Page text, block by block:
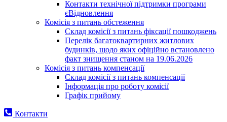
Контакти технічної підтримки програми
єВідновлення
Комісія з питань обстеження
Склад комісії з питань фіксації пошкоджень
Перелік багатоквартирних житлових
будинків, щодо яких офіційно встановлено
факт знищення станом на 19.06.2026
Комісія з питань компенсації
Склад комісії з питань компенсації
Інформація про роботу комісії
Графік прийому
Контакти